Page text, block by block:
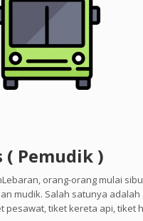
( Pemudik )
orang-orang mulai
mudik. Salah satunya adalah
pesawat, tiket kereta api, tiket